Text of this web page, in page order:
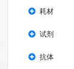
耗材
试剂
抗体